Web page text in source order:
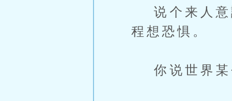
说个来人意
程想恐惧。
你说世界某